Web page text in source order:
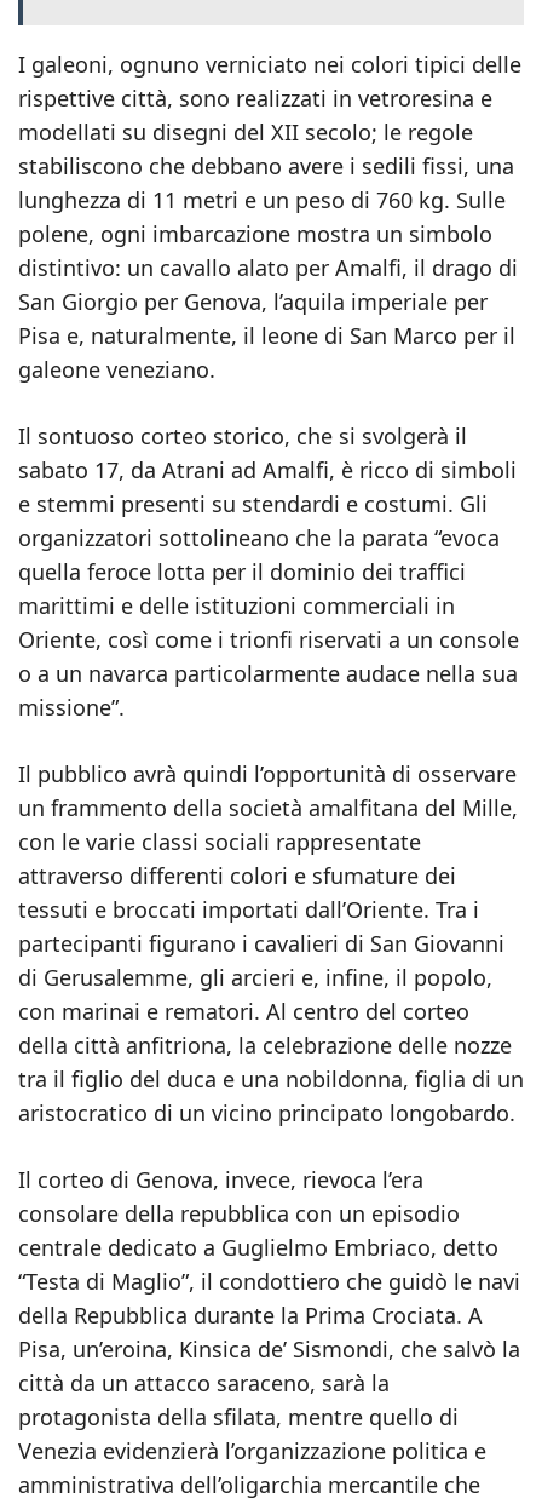
I galeoni, ognuno verniciato nei colori tipici delle
rispettive città, sono realizzati in vetroresina e
modellati su disegni del XII secolo; le regole
stabiliscono che debbano avere i sedili fissi, una
lunghezza di 11 metri e un peso di 760 kg. Sulle
polene, ogni imbarcazione mostra un simbolo
distintivo: un cavallo alato per Amalfi, il drago di
San Giorgio per Genova, l’aquila imperiale per
Pisa e, naturalmente, il leone di San Marco per il
galeone veneziano.
Il sontuoso corteo storico, che si svolgerà il
sabato 17, da Atrani ad Amalfi, è ricco di simboli
e stemmi presenti su stendardi e costumi. Gli
organizzatori sottolineano che la parata “evoca
quella feroce lotta per il dominio dei traffici
marittimi e delle istituzioni commerciali in
Oriente, così come i trionfi riservati a un console
o a un navarca particolarmente audace nella sua
missione”.
Il pubblico avrà quindi l’opportunità di osservare
un frammento della società amalfitana del Mille,
con le varie classi sociali rappresentate
attraverso differenti colori e sfumature dei
tessuti e broccati importati dall’Oriente. Tra i
partecipanti figurano i cavalieri di San Giovanni
di Gerusalemme, gli arcieri e, infine, il popolo,
con marinai e rematori. Al centro del corteo
della città anfitriona, la celebrazione delle nozze
tra il figlio del duca e una nobildonna, figlia di un
aristocratico di un vicino principato longobardo.
Il corteo di Genova, invece, rievoca l’era
consolare della repubblica con un episodio
centrale dedicato a Guglielmo Embriaco, detto
“Testa di Maglio”, il condottiero che guidò le navi
della Repubblica durante la Prima Crociata. A
Pisa, un’eroina, Kinsica de’ Sismondi, che salvò la
città da un attacco saraceno, sarà la
protagonista della sfilata, mentre quello di
Venezia evidenzierà l’organizzazione politica e
amministrativa dell’oligarchia mercantile che